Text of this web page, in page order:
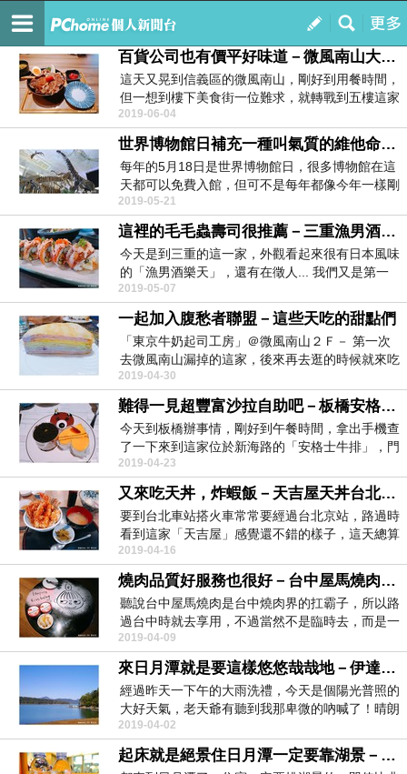
我的
訂閱
模擬泡泡 IOI の 驚食堂
百貨公司也有價平好味道－微風南山大河屋
這天又晃到信義區的微風南山，剛好到用餐時間，
但一想到樓下美食街一位難求，就轉戰到五樓這家
「大河屋」日...
2019-06-04
世界博物館日補充一種叫氣質的維他命－海科館＋故宮＋台灣博物館
每年的5月18日是世界博物館日，很多博物館在這
天都可以免費入館，但可不是每年都像今年一樣剛
好是周末假...
2019-05-21
這裡的毛毛蟲壽司很推薦－三重漁男酒樂天
今天是到三重的這一家，外觀看起來很有日本風味
的「漁男酒樂天」，還有在徵人... 我們又是第一
組...
2019-05-07
一起加入腹愁者聯盟－這些天吃的甜點們
「東京牛奶起司工房」＠微風南山２Ｆ－ 第一次
去微風南山漏掉的這家，後來再去逛的時候就來吃
吃看。因為...
2019-04-30
難得一見超豐富沙拉自助吧－板橋安格士牛排
今天到板橋辦事情，剛好到午餐時間，拿出手機查
了一下來到這家位於新海路的「安格士牛排」，門
口已經有一些...
2019-04-23
又來吃天丼，炸蝦飯－天吉屋天丼台北京站店
要到台北車站搭火車常常要經過台北京站，路過時
看到這家「天吉屋」感覺還不錯的樣子，這天總算
把名單從口袋...
2019-04-16
燒肉品質好服務也很好－台中屋馬燒肉中港店
聽說台中屋馬燒肉是台中燒肉界的扛霸子，所以路
過台中時就去享用，不過當然不是臨時去，而是一
個月前就已經...
2019-04-09
來日月潭就是要這樣悠悠哉哉地－伊達邵親水步道
經過昨天一下午的大雨洗禮，今天是個陽光普照的
大好天氣，老天爺有聽到我那卑微的吶喊了！晴朗
的日月潭果然...
2019-04-02
起床就是絕景住日月潭一定要靠湖景－日月潭晶澤會館御水套房